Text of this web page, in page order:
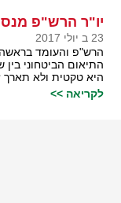
יו"ר הרש"פ
23 ב יולי 2017
הרש"פ והעומד
התיאום הביטחוני
היא טקטית ולא תארך
לקריאה >>